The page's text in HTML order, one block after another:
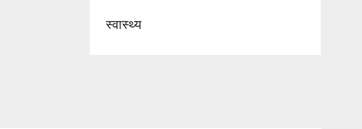
स्वास्थ्य